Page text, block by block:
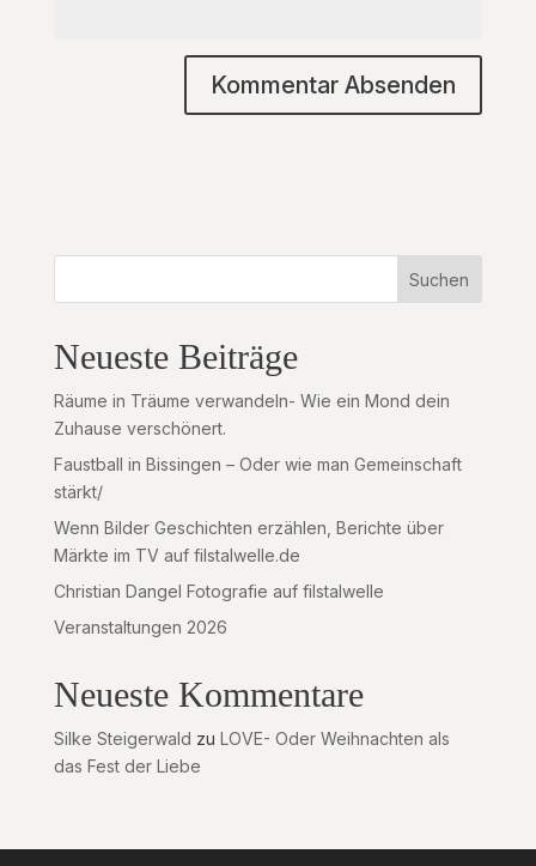
Suchen
Neueste Beiträge
Räume in Träume verwandeln- Wie ein Mond dein
Zuhause verschönert.
Faustball in Bissingen – Oder wie man Gemeinschaft
stärkt/
Wenn Bilder Geschichten erzählen, Berichte über
Märkte im TV auf filstalwelle.de
Christian Dangel Fotografie auf filstalwelle
Veranstaltungen 2026
Neueste Kommentare
Silke Steigerwald zu LOVE- Oder Weihnachten als
das Fest der Liebe